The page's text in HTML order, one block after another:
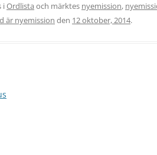
iOrdlista och märktes nyemission,
är nyemission den 12 oktober, 2014.